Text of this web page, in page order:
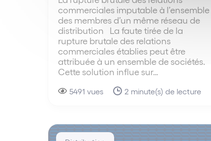
commerciales imputable à l’ensemble
des membres d’un même réseau de
distribution La faute tirée de la
rupture brutale des relations
commerciales établies peut être
attribuée à un ensemble de sociétés.
Cette solution influe sur…
5491 vues 2 minute(s) de lecture